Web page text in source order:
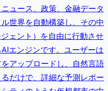
ュース、政策、金融データ
世界を自動構築し、その中
ェント）を自由に行動させ
エンジンです。ユーザーは
アップロードし、自然言語
だけで、詳細な予測レポー